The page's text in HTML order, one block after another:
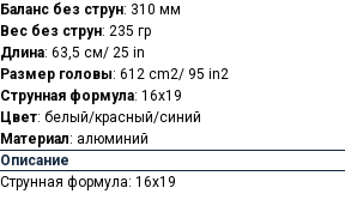
Баланс без струн: 310 мм
Вес без струн: 235 гр
Длина: 63,5 cм/ 25 in
Размер головы: 612 cm2/ 95 in2
Струнная формула: 16x19
Цвет: белый/красный/синий
Материал: алюминий
Описание
Струнная формула: 16x19